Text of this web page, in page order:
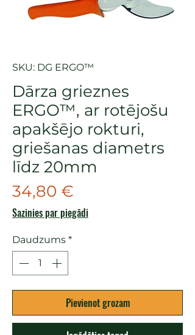
SKU: DG ERGO™
Dārza grieznes
ERGO™, ar rotējošu
apakšējo rokturi,
griešanas diametrs
līdz 20mm
34,80 €
Sazinies par piegādi
Daudzums *
Pievienot grozam